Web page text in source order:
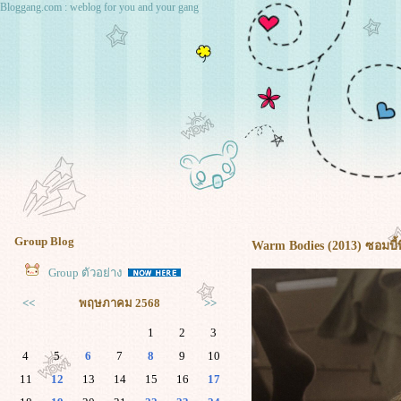
Bloggang.com : weblog for you and your gang
Group Blog
Group ตัวอย่าง
<< พฤษภาคม 2568 >>
1 2
3
4
5 6 7 8 9
10
11
12 13 14 15 16
17
Warm Bodies (2013) ซอม